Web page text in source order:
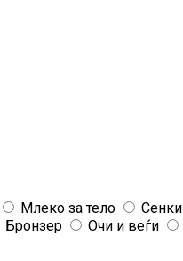
Млеко за тело
Сенки
Бронзер Очи и веѓи